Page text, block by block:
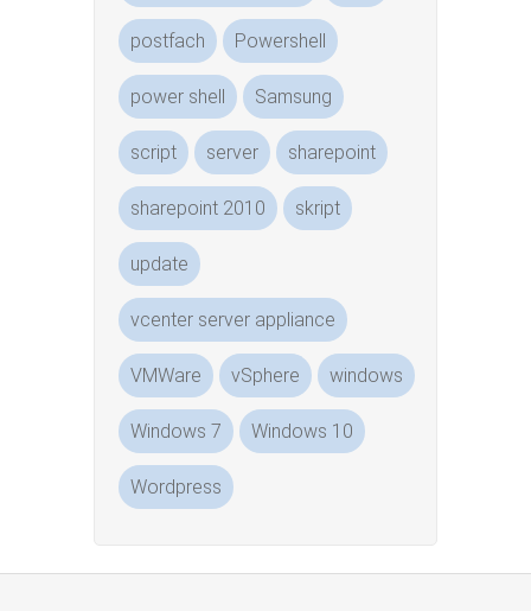
postfach Powershell
power shell Samsung
script server sharepoint
sharepoint 2010 skript
update
vcenter server appliance
VMWare vSphere windows
Windows 7 Windows 10
Wordpress